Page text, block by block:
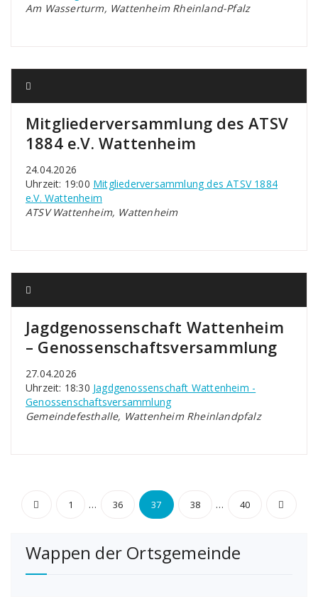
Am Wasserturm, Wattenheim Rheinland-Pfalz
Mitgliederversammlung des ATSV
1884 e.V. Wattenheim
24.04.2026
Uhrzeit: 19:00 Mitgliederversammlung des ATSV 1884
e.V. Wattenheim
ATSV Wattenheim, Wattenheim
Jagdgenossenschaft Wattenheim
– Genossenschaftsversammlung
27.04.2026
Uhrzeit: 18:30 Jagdgenossenschaft Wattenheim -
Genossenschaftsversammlung
Gemeindefesthalle, Wattenheim Rheinlandpfalz
Seitennummerierung
Beiträge
1 … 36 37 38 … 40
Wappen der Ortsgemeinde